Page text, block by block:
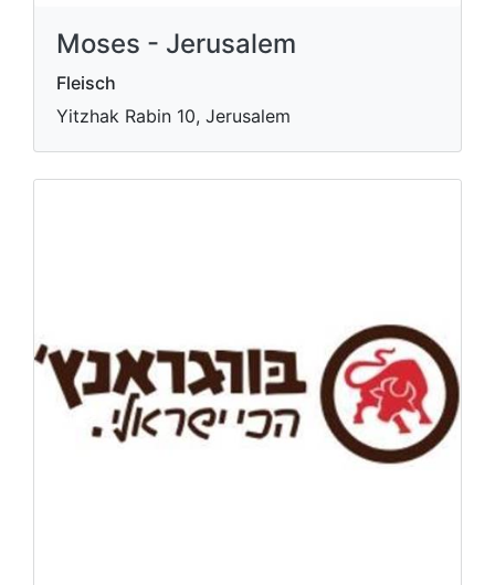
Moses - Jerusalem
Fleisch
Yitzhak Rabin 10, Jerusalem